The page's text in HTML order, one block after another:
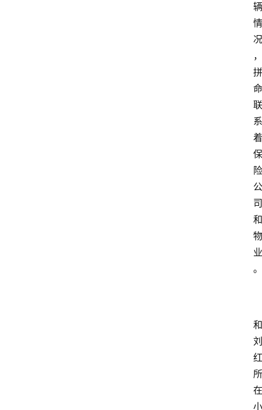
辆
情
况
，
拼
命
联
系
着
保
险
公
司
和
物
业
。
和
刘
红
所
在
小